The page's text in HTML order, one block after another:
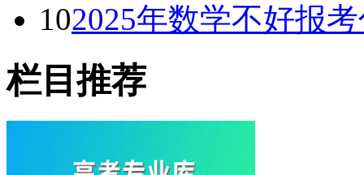
102025年数学不好报
栏目推荐